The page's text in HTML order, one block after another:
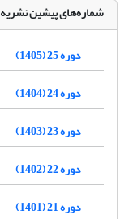
شماره‌های پیشین نشریه
دوره 25 (1405)
دوره 24 (1404)
دوره 23 (1403)
دوره 22 (1402)
دوره 21 (1401)